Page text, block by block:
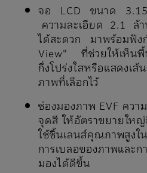
จอ LCD ขนาด
ความละเอียด 2.1 ล้
ได้สะดวก มาพร้อมฟั
View" ที่ช่วยให้เห็นพื้
กึ่งโปร่งใสหรือแสดงเ
ภาพที่เลือกไว้
ช่องมองภาพ EVF ควา
จุดสี ให้อัตราขยายให
ใช้ชิ้นเลนส์คุณภาพสูงใ
การเบลอของภาพและ
มองได้ดีขึ้น